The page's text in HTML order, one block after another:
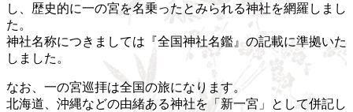
し、歴史的に一の宮を名乗ったとみられる神社を網羅しまし
た。
神社名称につきましては『全国神社名鑑』の記載に準拠いた
しました。
なお、一の宮巡拝は全国の旅になります。
北海道、沖縄などの由緒ある神社を「新一宮」として併記し